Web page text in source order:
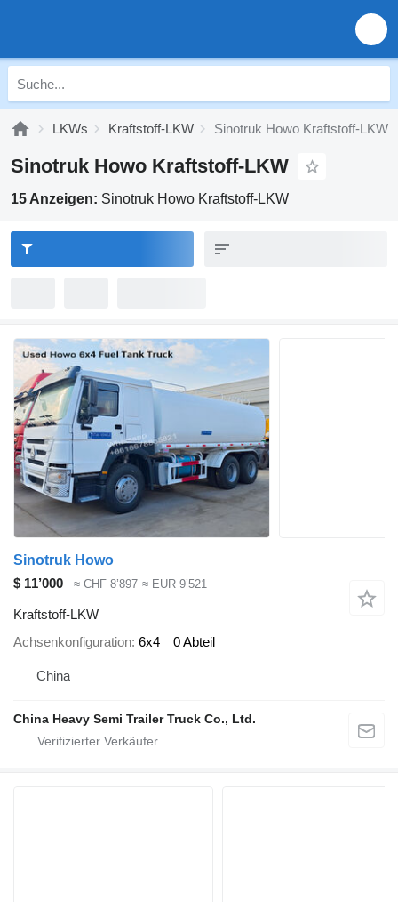
LKWs Kraftstoff-LKW Sinotruk Howo Kraftstoff-LKW
Sinotruk Howo Kraftstoff-LKW
15 Anzeigen: Sinotruk Howo Kraftstoff-LKW
Sinotruk Howo
$ 11’000
≈ CHF 8’897 ≈ EUR 9’521
Kraftstoff-LKW
Achsenkonfiguration 6x4 0 Abteil
China
China Heavy Semi Trailer Truck Co., Ltd.